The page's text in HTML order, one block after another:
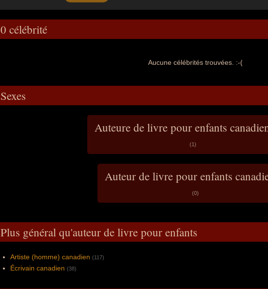
0 célébrité
Aucune célébrités trouvées. :-(
Sexes
Auteure de livre pour enfants
(1)
Auteur de livre pour enfants
(0)
Plus général qu'auteur de livre pour enfants
Artiste (homme) canadien (117)
Écrivain canadien (38)